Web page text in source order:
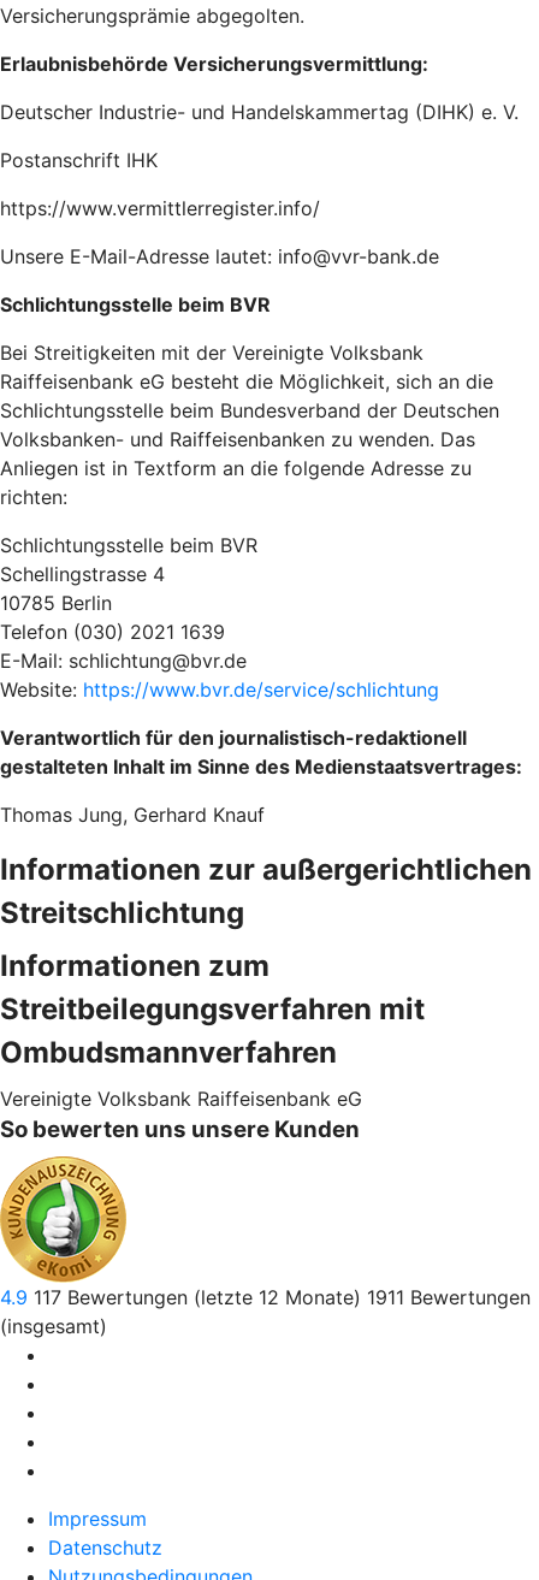
Versicherungsprämie abgegolten.
Erlaubnisbehörde Versicherungsvermittlung:
Deutscher Industrie- und Handelskammertag (DIHK) e. V.
Postanschrift IHK
https://www.vermittlerregister.info/
Unsere E-Mail-Adresse lautet: info@vvr-bank.de
Schlichtungsstelle beim BVR
Bei Streitigkeiten mit der Vereinigte Volksbank
Raiffeisenbank eG besteht die Möglichkeit, sich an die
Schlichtungsstelle beim Bundesverband der Deutschen
Volksbanken- und Raiffeisenbanken zu wenden. Das
Anliegen ist in Textform an die folgende Adresse zu
richten:
Schlichtungsstelle beim BVR
Schellingstrasse 4
10785 Berlin
Telefon (030) 2021 1639
E-Mail: schlichtung@bvr.de
Website: https://www.bvr.de/service/schlichtung
Verantwortlich für den journalistisch-redaktionell
gestalteten Inhalt im Sinne des Medienstaatsvertrages:
Thomas Jung, Gerhard Knauf
Informationen zur außergerichtlichen
Streitschlichtung
Informationen zum
Streitbeilegungsverfahren mit
Ombudsmannverfahren
Vereinigte Volksbank Raiffeisenbank eG
So bewerten uns unsere Kunden
4.9 117 Bewertungen (letzte 12 Monate) 1911 Bewertungen
(insgesamt)
Impressum
Datenschutz